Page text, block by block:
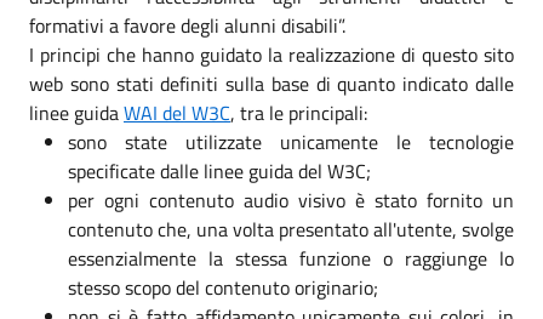
formativi a favore degli alunni disabili”.
I principi che hanno guidato la realizzazione di questo sito
web sono stati definiti sulla base di quanto indicato dalle
linee guidaWAI del W3C, tra le principali:
sono state utilizzate unicamente le tecnologie
specificate dalle linee guida del W3C;
per ogni contenuto audio visivo è stato fornito un
contenuto che, una volta presentato all'utente, svolge
essenzialmente la stessa funzione o raggiunge lo
stesso scopo del contenuto originario;